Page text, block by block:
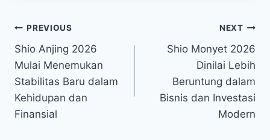
Post
navigation
PREVIOUS
Shio Anjing 2026
Mulai Menemukan
Stabilitas Baru dalam
Kehidupan dan
Finansial
NEXT
Shio Monyet 2026
Dinilai Lebih
Beruntung dalam
Bisnis dan Investasi
Modern